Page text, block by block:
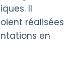
Il
réalisées
en